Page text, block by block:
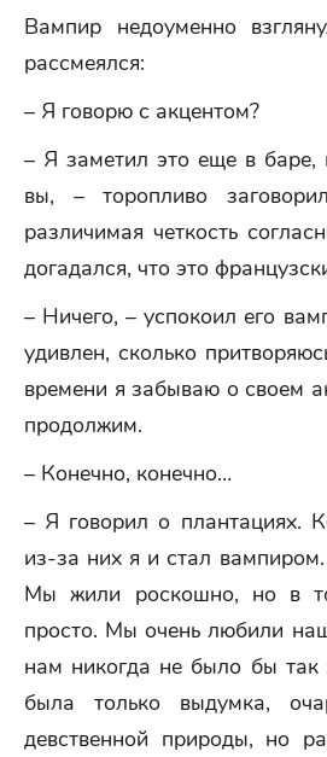
Вампир недоуменно
рассмеялся:
– Я говорю с акцентом?
– Я заметил это еще в баре,
вы, – торопливо
различимая четкость
догадался, что это
– Ничего, – успокоил его
удивлен, сколько
времени я забываю о своем
продолжим.
– Конечно, конечно…
– Я говорил о плантациях.
из-за них я и стал
Мы жили роскошно, но в
просто. Мы очень любили
нам никогда не было бы
была только выдумка,
девственной природы, но